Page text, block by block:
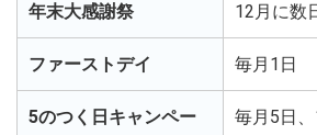
年末大感謝祭 12月に数
ファーストデイ 毎月1日
5のつく日キャンペー
毎月5日